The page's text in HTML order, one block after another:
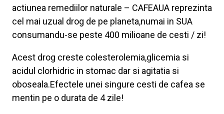
actiunea remediilor naturale – CAFEAUA reprezinta
cel mai uzual drog de pe planeta,numai in SUA
consumandu-se peste 400 milioane de cesti / zi!
Acest drog creste colesterolemia,glicemia si
acidul clorhidric in stomac dar si agitatia si
oboseala.Efectele unei singure cesti de cafea se
mentin pe o durata de 4 zile!